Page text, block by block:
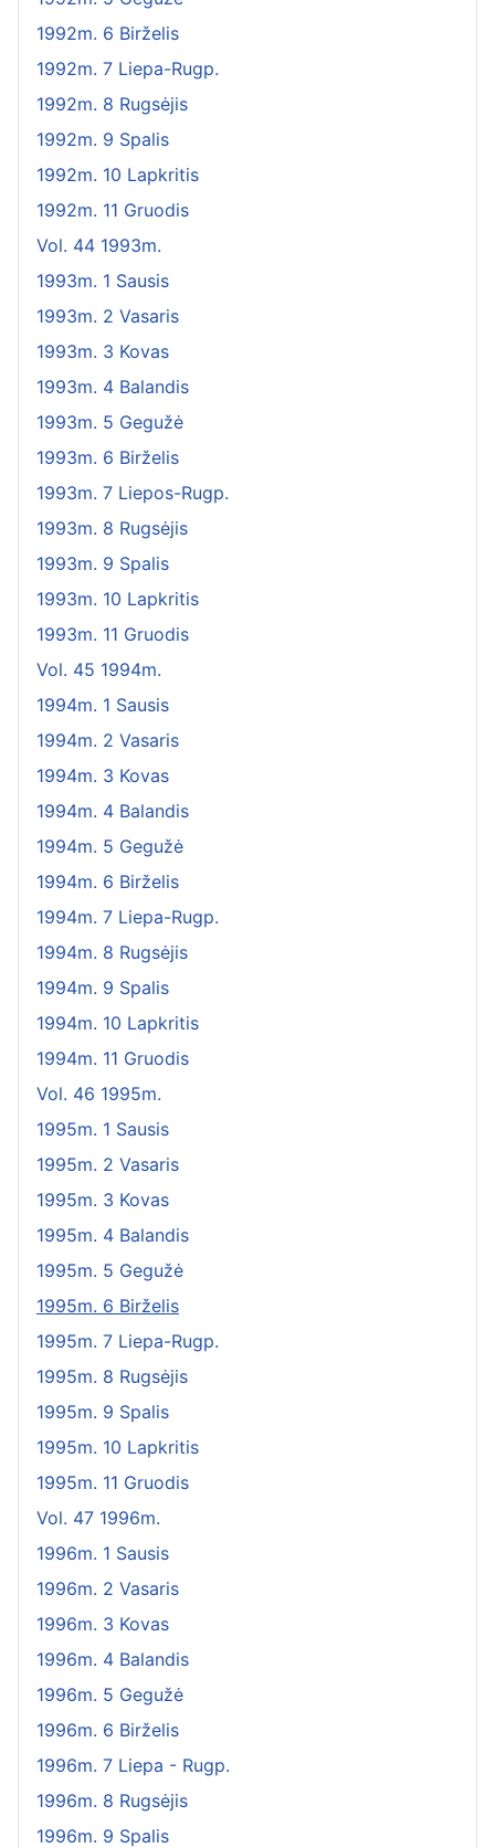
1992m. 6 Birželis
1992m. 7 Liepa-Rugp.
1992m. 8 Rugsėjis
1992m. 9 Spalis
1992m. 10 Lapkritis
1992m. 11 Gruodis
Vol. 44 1993m.
1993m. 1 Sausis
1993m. 2 Vasaris
1993m. 3 Kovas
1993m. 4 Balandis
1993m. 5 Gegužė
1993m. 6 Birželis
1993m. 7 Liepos-Rugp.
1993m. 8 Rugsėjis
1993m. 9 Spalis
1993m. 10 Lapkritis
1993m. 11 Gruodis
Vol. 45 1994m.
1994m. 1 Sausis
1994m. 2 Vasaris
1994m. 3 Kovas
1994m. 4 Balandis
1994m. 5 Gegužė
1994m. 6 Birželis
1994m. 7 Liepa-Rugp.
1994m. 8 Rugsėjis
1994m. 9 Spalis
1994m. 10 Lapkritis
1994m. 11 Gruodis
Vol. 46 1995m.
1995m. 1 Sausis
1995m. 2 Vasaris
1995m. 3 Kovas
1995m. 4 Balandis
1995m. 5 Gegužė
1995m. 6 Birželis
1995m. 7 Liepa-Rugp.
1995m. 8 Rugsėjis
1995m. 9 Spalis
1995m. 10 Lapkritis
1995m. 11 Gruodis
Vol. 47 1996m.
1996m. 1 Sausis
1996m. 2 Vasaris
1996m. 3 Kovas
1996m. 4 Balandis
1996m. 5 Gegužė
1996m. 6 Birželis
1996m. 7 Liepa - Rugp.
1996m. 8 Rugsėjis
1996m. 9 Spalis